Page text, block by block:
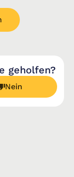
geholfen?
Nein